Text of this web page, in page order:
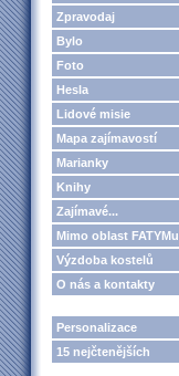
Zpravodaj
Bylo
Foto
Hesla
Lidové misie
Mapa zajímavostí
Marianky
Knihy
Zajímavé...
Mimo oblast FATYMu
Výzdoba kostelů
O nás a kontakty
Personalizace
15 nejčtenějších